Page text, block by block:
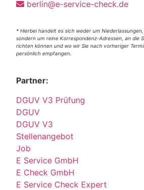
berlin@e-service-check.de
* Hierbei handelt es sich weder um
sondern um reine Korrespondenz-Adressen, an die
richten können und wo wir Sie nach vorheriger
persönlich empfangen.
Partner:
DGUV V3 Prüfung
DGUV
DGUV V3
Stellenangebot
Job
E Service GmbH
E Check GmbH
E Service Check Expert